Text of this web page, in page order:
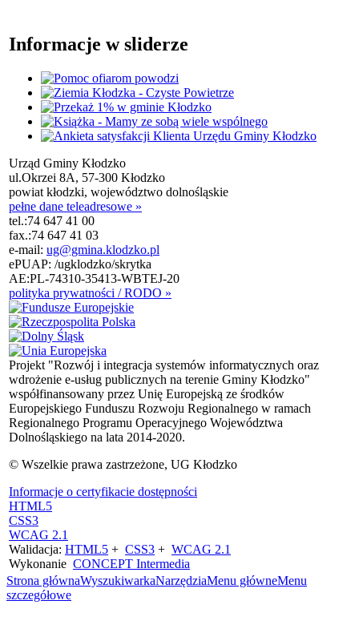
Informacje w sliderze
Urząd Gminy Kłodzko
ul.Okrzei 8A, 57-300 Kłodzko
powiat kłodzki, województwo dolnośląskie
pełne dane teleadresowe »
tel.:74 647 41 00
fax.:74 647 41 03
e-mail: ug@gmina.klodzko.pl
ePUAP: /ugklodzko/skrytka
AE:PL-74310-35413-WBTEJ-20
polityka prywatności / RODO »
Projekt "Rozwój i integracja systemów informatycznych oraz
wdrożenie e-usług publicznych na terenie Gminy Kłodzko"
współfinansowany przez Unię Europejską ze środków
Europejskiego Funduszu Rozwoju Regionalnego w ramach
Regionalnego Programu Operacyjnego Województwa
Dolnośląskiego na lata 2014-2020.
© Wszelkie prawa zastrzeżone, UG Kłodzko
Informacje o certyfikacie dostępności
HTML5
CSS3
WCAG 2.1
Walidacja: HTML5 + CSS3 + WCAG 2.1
Wykonanie CONCEPT Intermedia
Strona głównaWyszukiwarkaNarzędziaMenu główneMenu
szczegółowe